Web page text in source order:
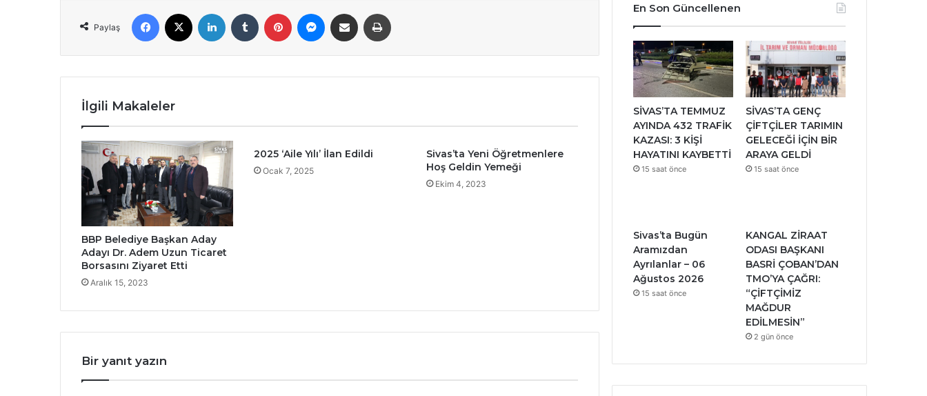
Paylaş
Facebook LinkedIn Tumblr Pinterest MessengerE-Posta ile paylaş
İlgili Makaleler
BBP Belediye Başkan Aday
Adayı Dr. Adem Uzun Ticaret
Borsasını Ziyaret Etti
Aralık 15, 2023
2025 ‘Aile Yılı’ İlan Edildi
Ocak 7, 2025
Sivas’ta Yeni Öğretmenlere
Hoş Geldin Yemeği
Ekim 4, 2023
Bir yanıt yazın
En Son Güncellenen
SİVAS’TA TEMMUZ
AYINDA 432 TRAFİK
KAZASI: 3 KİŞİ
HAYATINI KAYBETTİ
15 saat önce
SİVAS’TA GENÇ
ÇİFTÇİLER TARIMIN
GELECEĞİ İÇİN BİR
ARAYA GELDİ
15 saat önce
Sivas’ta Bugün
Aramızdan
Ayrılanlar – 06
Ağustos 2026
15 saat önce
KANGAL ZİRAAT
ODASI BAŞKANI
BASRİ ÇOBAN’DAN
TMO’YA ÇAĞRI:
“ÇİFTÇİMİZ
MAĞDUR
EDİLMESİN”
2 gün önce